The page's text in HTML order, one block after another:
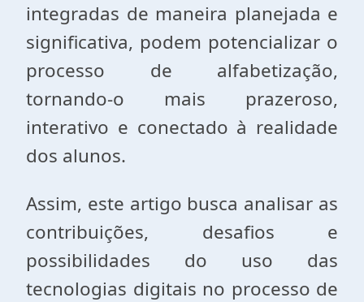
integradas de maneira planejada e
significativa, podem potencializar o
processo de alfabetização,
tornando-o mais prazeroso,
interativo e conectado à realidade
dos alunos.
Assim, este artigo busca analisar as
contribuições, desafios e
possibilidades do uso das
tecnologias digitais no processo de